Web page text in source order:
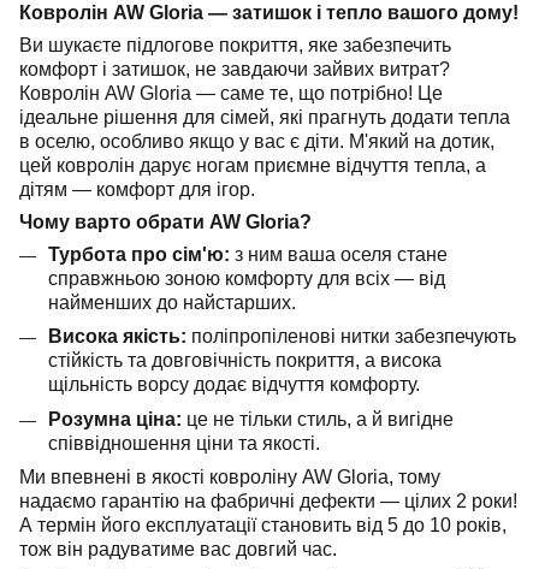
Ковролін AW Gloria — затишок і тепло вашого дому!
Ви шукаєте підлогове покриття, яке забезпечить
комфорт і затишок, не завдаючи зайвих витрат?
Ковролін AW Gloria — саме те, що потрібно! Це
ідеальне рішення для сімей, які прагнуть додати тепла
в оселю, особливо якщо у вас є діти. М'який на дотик,
цей ковролін дарує ногам приємне відчуття тепла, а
дітям — комфорт для ігор.
Чому варто обрати AW Gloria?
Турбота про сім'ю: з ним ваша оселя стане
справжньою зоною комфорту для всіх — від
найменших до найстарших.
Висока якість: поліпропіленові нитки забезпечують
стійкість та довговічність покриття, а висока
щільність ворсу додає відчуття комфорту.
Розумна ціна: це не тільки стиль, а й вигідне
співвідношення ціни та якості.
Ми впевнені в якості ковроліну AW Gloria, тому
надаємо гарантію на фабричні дефекти — цілих 2 роки!
А термін його експлуатації становить від 5 до 10 років,
тож він радуватиме вас довгий час.